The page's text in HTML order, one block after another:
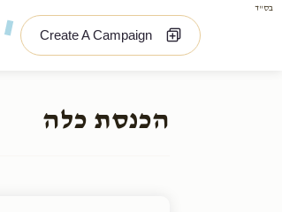
בס"ד
Create A Campaign
הכנסת כלה